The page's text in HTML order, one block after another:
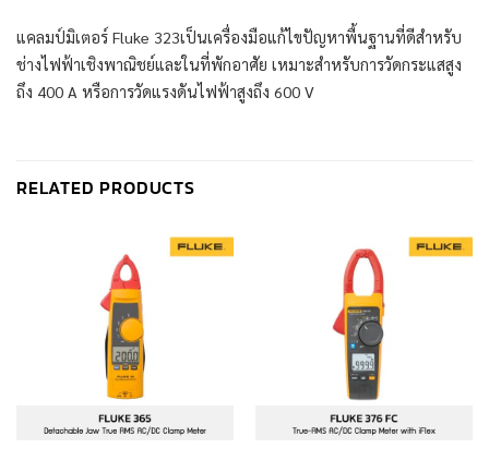
แคลมป์มิเตอร์ Fluke 323เป็นเครื่องมือแก้ไขปัญหาพื้นฐานที่ดีสำหรับ
ช่างไฟฟ้าเชิงพาณิชย์และในที่พักอาศัย เหมาะสำหรับการวัดกระแสสูง
ถึง 400 A หรือการวัดแรงดันไฟฟ้าสูงถึง 600 V
RELATED PRODUCTS